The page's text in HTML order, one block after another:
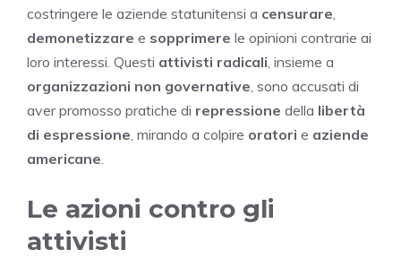
costringere le aziende statunitensi a censurare,
demonetizzare e sopprimere le opinioni contrarie ai
loro interessi. Questi attivisti radicali, insieme a
organizzazioni non governative, sono accusati di
aver promosso pratiche di repressione della libertà
di espressione, mirando a colpire oratori e aziende
americane.
Le azioni contro gli
attivisti